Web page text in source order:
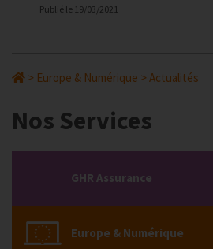
Publié le 19/03/2021
> Europe & Numérique >Actualités
Nos Services
GHR Assurance
Europe & Numérique